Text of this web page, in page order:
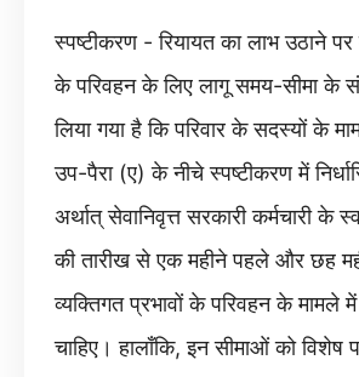
स्पष्टीकरण - रियायत का लाभ उठाने पर
के परिवहन के लिए लागू समय-सीमा के
लिया गया है कि परिवार के सदस्यों के
उप-पैरा (ए) के नीचे स्पष्टीकरण में
अर्थात् सेवानिवृत्त सरकारी कर्मचारी के
की तारीख से एक महीने पहले और छह
व्यक्तिगत प्रभावों के परिवहन के मामले में
चाहिए। हालाँकि, इन सीमाओं को विशेष